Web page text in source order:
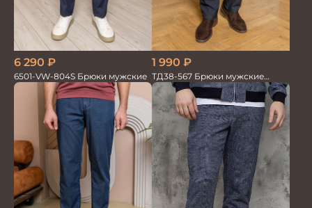
6 290 ₽
6501-VW-804S Брюки мужские
1 990 ₽
ТД38-567 Брюки мужские
трикотажные